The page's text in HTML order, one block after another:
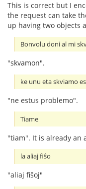
This is correct but I
the request can take
up having two objects
Bonvolu doni al mi
"skvamon".
ke unu eta skviamo
"ne estus problemo".
Tiame
"tiam". It is already an
la aliaj fiŝo
"aliaj fiŝoj"